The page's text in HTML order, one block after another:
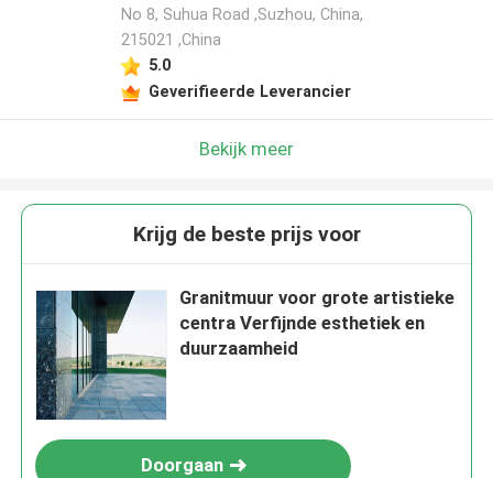
No 8, Suhua Road ,Suzhou, China,
215021 ,China
5.0
Geverifieerde Leverancier
Bekijk meer
Krijg de beste prijs voor
Granitmuur voor grote artistieke
centra Verfijnde esthetiek en
duurzaamheid
Doorgaan